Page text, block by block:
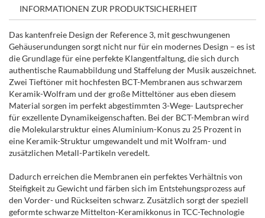
INFORMATIONEN ZUR PRODUKTSICHERHEIT
Das kantenfreie Design der Reference 3, mit geschwungenen
Gehäuserundungen sorgt nicht nur für ein modernes Design – es ist
die Grundlage für eine perfekte Klangentfaltung, die sich durch
authentische Raumabbildung und Staffelung der Musik auszeichnet.
Zwei Tieftöner mit hochfesten BCT-Membranen aus schwarzem
Keramik-Wolfram und der große Mitteltöner aus eben diesem
Material sorgen im perfekt abgestimmten 3-Wege- Lautsprecher
für exzellente Dynamikeigenschaften. Bei der BCT-Membran wird
die Molekularstruktur eines Aluminium-Konus zu 25 Prozent in
eine Keramik-Struktur umgewandelt und mit Wolfram- und
zusätzlichen Metall-Partikeln veredelt.
Dadurch erreichen die Membranen ein perfektes Verhältnis von
Steifigkeit zu Gewicht und färben sich im Entstehungsprozess auf
den Vorder- und Rückseiten schwarz. Zusätzlich sorgt der speziell
geformte schwarze Mittelton-Keramikkonus in TCC-Technologie